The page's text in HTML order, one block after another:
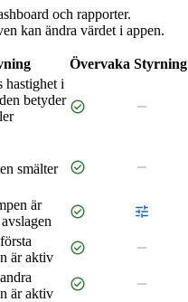
och rapporter.
kan ändra värdet i appen.
Övervaka Styrning
hastighet i
betyder check_circle remove
smälter
check_circle remove
är
check_circle tune
är aktiv
check_circle remove
är aktiv
check_circle remove